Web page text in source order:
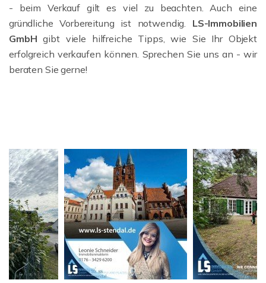
- beim Verkauf gilt es viel zu beachten. Auch eine
gründliche Vorbereitung ist notwendig. LS-Immobilien
GmbH gibt viele hilfreiche Tipps, wie Sie Ihr Objekt
erfolgreich verkaufen können. Sprechen Sie uns an - wir
beraten Sie gerne!